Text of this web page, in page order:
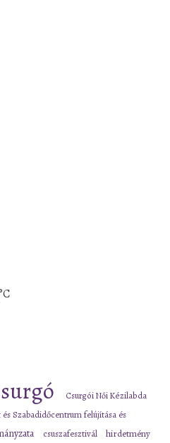
Csurgói Női Kézilabda
Szabadidőcentrum felújítása és
csuszafesztivál hirdetmény